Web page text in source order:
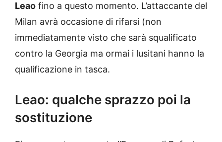
Leao fino a questo momento. L’attaccante del
Milan avrà occasione di rifarsi (non
immediatamente visto che sarà squalificato
contro la Georgia ma ormai i lusitani hanno la
qualificazione in tasca.
Leao: qualche sprazzo poi la
sostituzione